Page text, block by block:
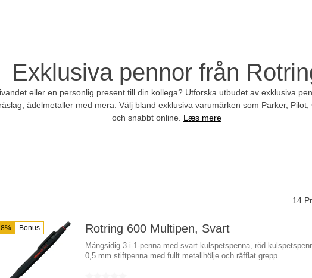
Exklusiva pennor från
eller en personlig present till din kollega? Utforska utbudet av exklusiva
ädelmetaller med mera. Välj bland exklusiva varumärken som Parker,
och snabbt online. Læs mere
14
8% Bonus Rotring 600 Multipen, Svart
Mångsidig 3-i-1-penna med svart kulspetspenna, röd
0,5 mm stiftpenna med fullt metallhölje och räfflat grepp